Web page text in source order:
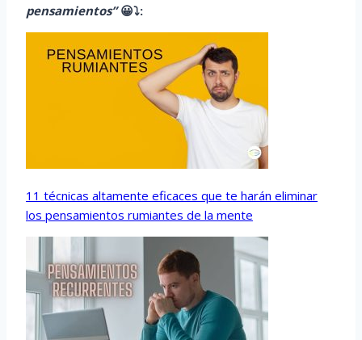
pensamientos”😀⤵️:
11 técnicas altamente eficaces que te harán eliminar
los pensamientos rumiantes de la mente